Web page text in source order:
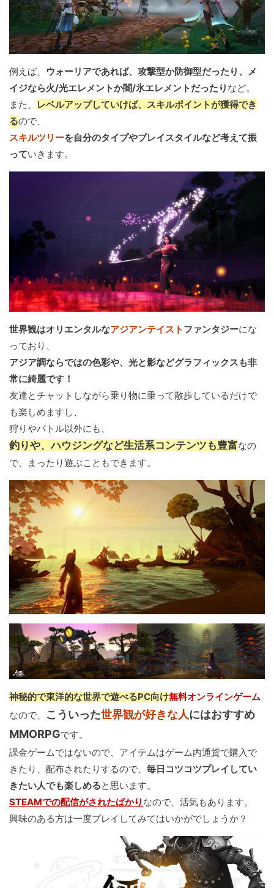
例えば、 ウォーリアであれば、攻撃型か防御型だったり、メ
イジなら火/光エレメントか闇/氷エレメントだったり など。
また、
レベルアップしていけば、スキルポイントが獲得でき
るので、
スキルツリーを自分のタイプやプレイスタイルなど考えて振
っていきます。
世界観はオリエンタルなアジアンテイスト ファンタジーにな
っており、
アジア調ならではの色彩や、光と影などグラフィックスも非
常に綺麗です！
友達とチャットしながら乗り物に乗って散歩しているだけで
も楽しめますし、
狩りやバトル以外にも、
釣りや、ハウジングなど生活系コンテンツも豊富なの
で、まったり遊ぶこともできます。
神秘的で東洋的な世界で遊べるPC向け無料オンラインゲーム
なので、
こういった世界観が好きな人にはおすすめ
MMORPGです。
課金ゲームではないので、アイテムはゲーム内通貨で購入で
きたり、配布されたりするので、 毎日コツコツプレイしてい
きたい人でも楽しめると思います。
STEAMでの配信がされたばかり なので、活気もあります。
興味のある方は一度プレイしてみてはいかがでしょうか？